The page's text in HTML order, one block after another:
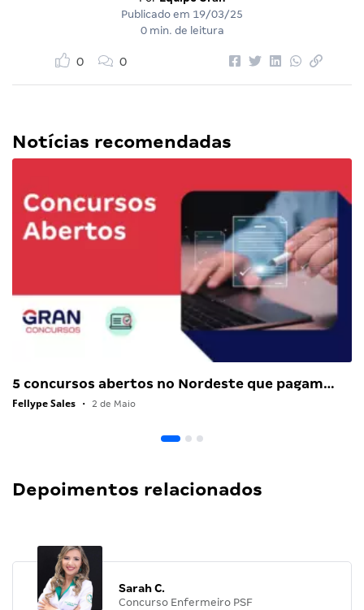
Publicado em 19/03/25
0 min. de leitura
0 0
Notícias recomendadas
5 concursos abertos no Nordeste que pagam…
Fellype Sales • 2 de Maio
Depoimentos relacionados
Sarah C.
Concurso Enfermeiro PSF